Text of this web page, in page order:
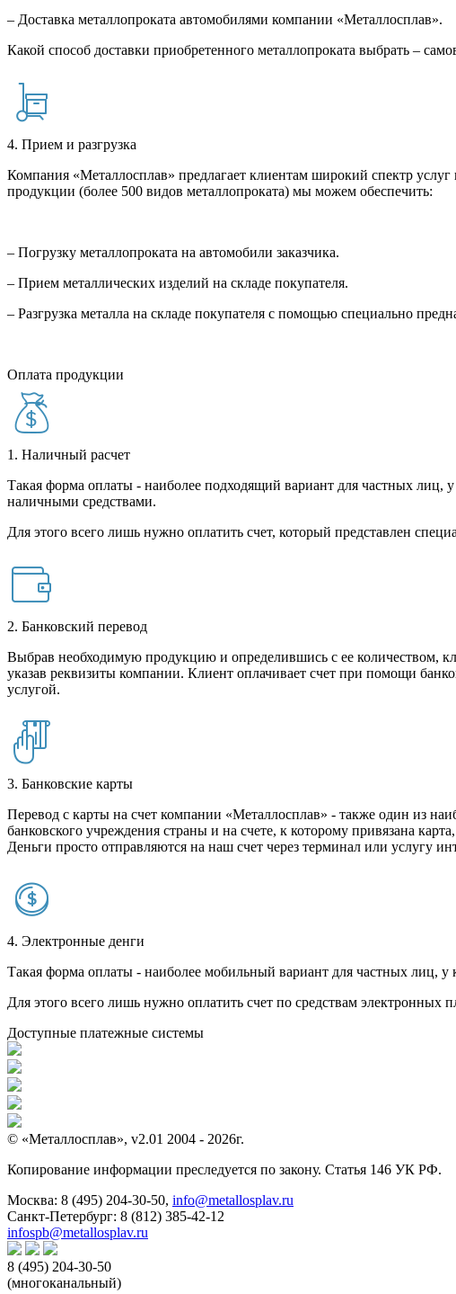
– Доставка металлопроката автомобилями компании «Металлосплав».
Какой способ доставки приобретенного металлопроката выбрать –
4. Прием и разгрузка
Компания «Металлосплав» предлагает клиентам широкий спектр
продукции (более 500 видов металлопроката) мы можем обеспечить:
– Погрузку металлопроката на автомобили заказчика.
– Прием металлических изделий на складе покупателя.
– Разгрузка металла на складе покупателя с помощью специально
Оплата продукции
1. Наличный расчет
Такая форма оплаты - наиболее подходящий вариант для частных лиц, у
наличными средствами.
Для этого всего лишь нужно оплатить счет, который представлен
2. Банковский перевод
Выбрав необходимую продукцию и определившись с ее количеством,
указав реквизиты компании. Клиент оплачивает счет при помощи
услугой.
3. Банковские карты
Перевод с карты на счет компании «Металлосплав» - также один из
банковского учреждения страны и на счете, к которому привязана
Деньги просто отправляются на наш счет через терминал или услугу
4. Электронные денги
Такая форма оплаты - наиболее мобильный вариант для частных лиц, у
Для этого всего лишь нужно оплатить счет по средствам
Доступные платежные системы
© «Металлосплав», v2.01 2004 - 2026г.
Копирование информации преследуется по закону. Статья 146 УК РФ.
Москва: 8 (495) 204-30-50, info@metallosplav.ru
Санкт-Петербург: 8 (812) 385-42-12
infospb@metallosplav.ru
8 (495) 204-30-50
(многоканальный)